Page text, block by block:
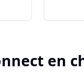
en